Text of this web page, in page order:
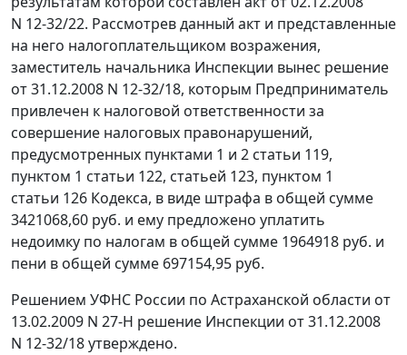
N 12-32/22. Рассмотрев данный акт и представленные
на него налогоплательщиком возражения,
заместитель начальника Инспекции вынес решение
от 31.12.2008 N 12-32/18, которым Предприниматель
привлечен к налоговой ответственности за
совершение налоговых правонарушений,
предусмотренных пунктами 1 и 2 статьи 119,
пунктом 1 статьи 122, статьей 123, пунктом 1
статьи 126 Кодекса, в виде штрафа в общей сумме
3421068,60 руб. и ему предложено уплатить
недоимку по налогам в общей сумме 1964918 руб. и
пени в общей сумме 697154,95 руб.
Решением УФНС России по Астраханской области от
13.02.2009 N 27-Н решение Инспекции от 31.12.2008
N 12-32/18 утверждено.